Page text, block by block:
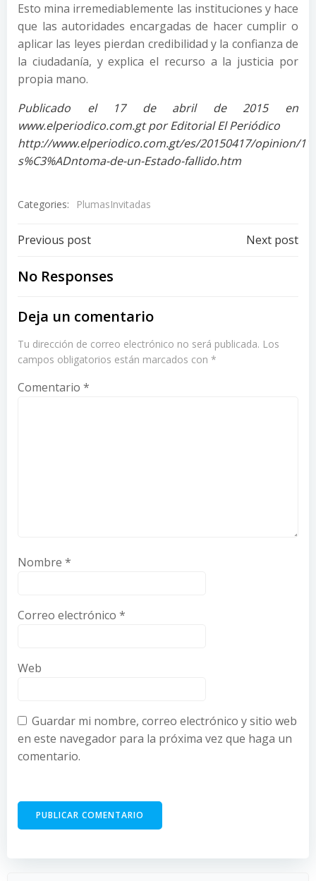
Esto mina irremediablemente las instituciones y hace
que las autoridades encargadas de hacer cumplir o
aplicar las leyes pierdan credibilidad y la confianza de
la ciudadanía, y explica el recurso a la justicia por
propia mano.
Publicado el 17 de abril de 2015 en
www.elperiodico.com.gt por Editorial El Periódico
http://www.elperiodico.com.gt/es/20150417/opinion/
s%C3%ADntoma-de-un-Estado-fallido.htm
Categories: PlumasInvitadas
Post
navigation
Previous post Next post
No Responses
Deja un comentario
Tu dirección de correo electrónico no será publicada. Los
campos obligatorios están marcados con *
Comentario *
Nombre *
Correo electrónico *
Web
Guardar mi nombre, correo electrónico y sitio web
en este navegador para la próxima vez que haga un
comentario.